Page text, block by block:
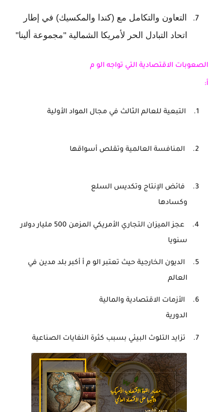
7.
التعاون والتكامل مع (كندا والمكسيك) في إطار
اتحاد التبادل الحر لأمريكا الشمالية "مجموعة ألينا"
الصعوبات الاقتصادية التي تواجه الو م
أ:
1. التبعية للعالم الثالث في مجال المواد الأولية
2. المنافسة العالمية وتقلص أسواقها
3.
فائض الإنتاج وتكديس السلع
وكسادها
4. عجز الميزان التجاري الأمريكي المزمن 500 مليار دولار
سنويا
5. الديون الخارجية حيث تعتبر الو م أ أكبر بلد مدين في
العالم
6. الأزمات الاقتصادية والمالية
الدورية
7. تزايد التلوث البيئي بسبب كثرة النفايات الصناعية